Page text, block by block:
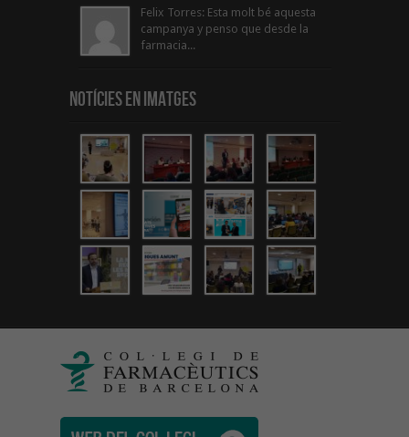
Felix Torres: Esta molt bé aquesta
campanya y penso que desde la
farmacia...
Notícies en Imatges